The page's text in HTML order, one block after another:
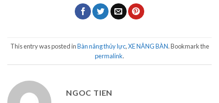
This entry was posted inBàn nâng thủy lực,XE NÂNG BÀN. Bookmark the
permalink.
NGOC TIEN